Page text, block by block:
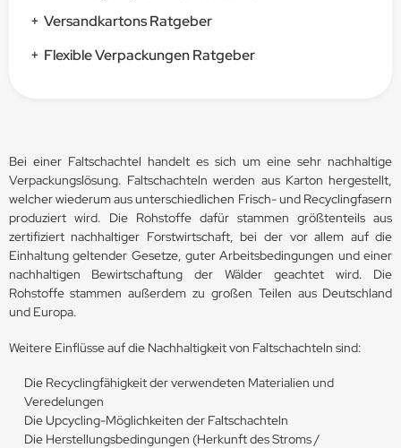
+ Versandkartons Ratgeber
+ Flexible Verpackungen Ratgeber
Bei einer Faltschachtel handelt es sich um eine sehr nachhaltige
Verpackungslösung. Faltschachteln werden aus Karton hergestellt,
welcher wiederum aus unterschiedlichen Frisch- und Recyclingfasern
produziert wird. Die Rohstoffe dafür stammen größtenteils aus
zertifiziert nachhaltiger Forstwirtschaft, bei der vor allem auf die
Einhaltung geltender Gesetze, guter Arbeitsbedingungen und einer
nachhaltigen Bewirtschaftung der Wälder geachtet wird. Die
Rohstoffe stammen außerdem zu großen Teilen aus Deutschland
und Europa.
Weitere Einflüsse auf die Nachhaltigkeit von Faltschachteln sind:
Die Recyclingfähigkeit der verwendeten Materialien und
Veredelungen
Die Upcycling-Möglichkeiten der Faltschachteln
Die Herstellungsbedingungen (Herkunft des Stroms /